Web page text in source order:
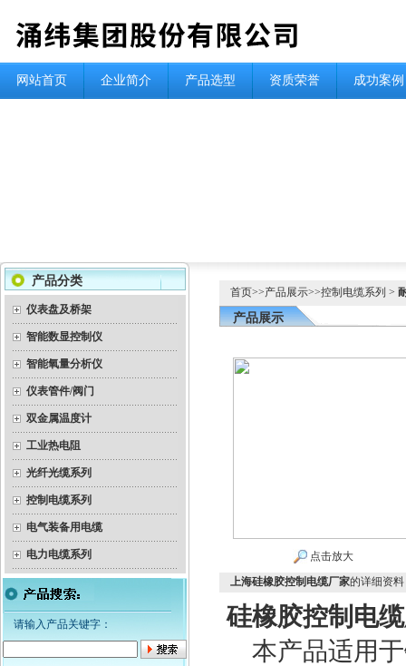
网站首页 企业简介 产品选型 资质荣誉 成功案例
产品分类
仪表盘及桥架
智能数显控制仪
智能氧量分析仪
仪表管件/阀门
双金属温度计
工业热电阻
光纤光缆系列
控制电缆系列
电气装备用电缆
电力电缆系列
请输入产品关键字：
首页>>产品展示>>控制电缆系列 >
产品展示
点击放大
上海硅橡胶控制电缆厂家的详细资料
硅橡胶控制电
本产品适用于